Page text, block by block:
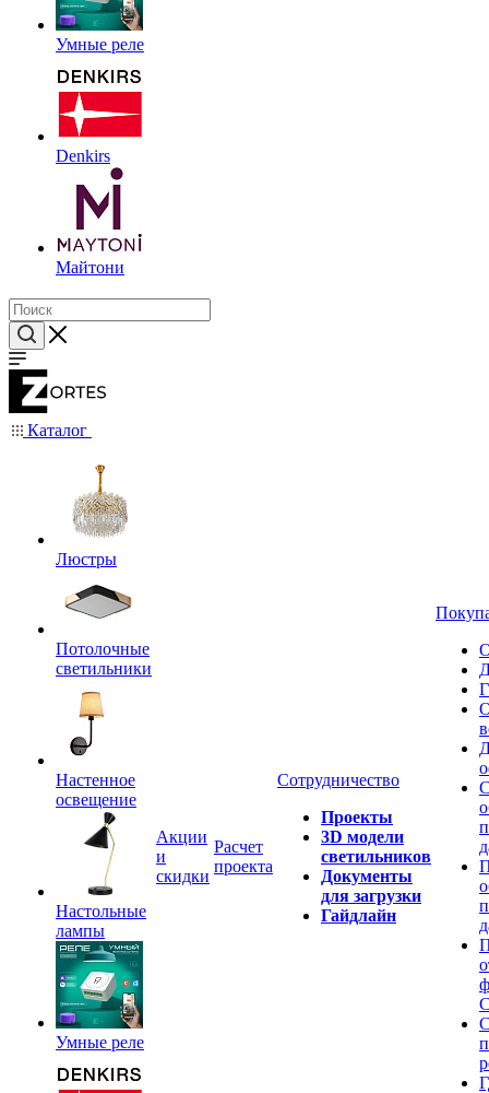
Умные реле
Denkirs
Майтони
Каталог
Люстры
Потолочные
светильники
Настенное
освещение
Настольные
лампы
Умные реле
Акции
и
скидки
Расчет
проекта
Сотрудничество
Проекты
3D модели
светильников
Документы
для загрузки
Гайдлайн